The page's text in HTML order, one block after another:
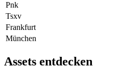
Pnk
Tsxv
Frankfurt
München
Assets entdecken